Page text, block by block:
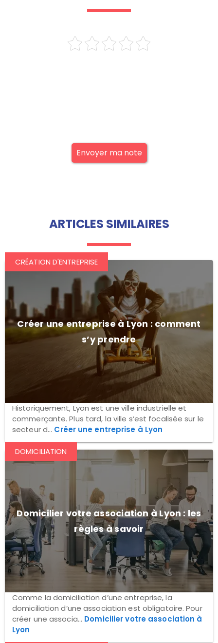
Envoyer ma note
ARTICLES SIMILAIRES
Créer une entreprise à Lyon : comment
s’y prendre
CRÉATION D'ENTREPRISE
Historiquement, Lyon est une ville industrielle et
commerçante. Plus tard, la ville s’est focalisée sur le
secteur d... Créer une entreprise à Lyon
Domicilier votre association à Lyon : les
règles à savoir
DOMICILIATION
Comme la domiciliation d’une entreprise, la
domiciliation d’une association est obligatoire. Pour
créer une associa... Domicilier votre association à
Lyon